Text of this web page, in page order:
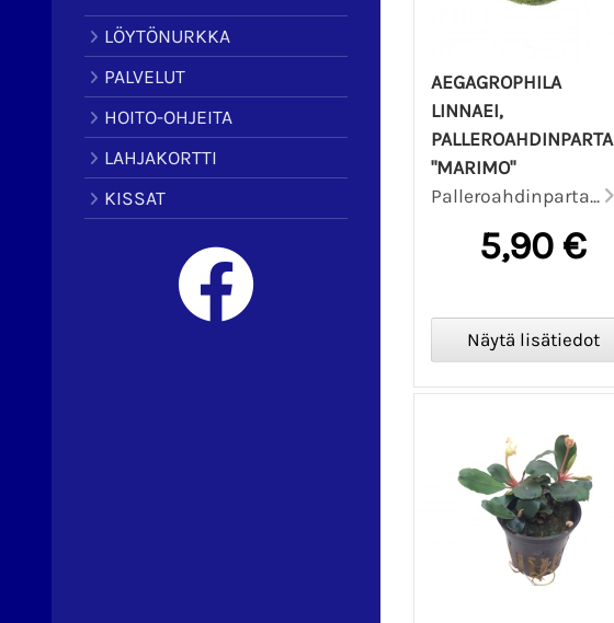
LÖYTÖNURKKA
PALVELUT
HOITO-OHJEITA
LAHJAKORTTI
KISSAT
AEGAGROPHILA
LINNAEI,
PALLEROAHDINPARTA
"MARIMO"
Palleroahdinparta...
5,90 €